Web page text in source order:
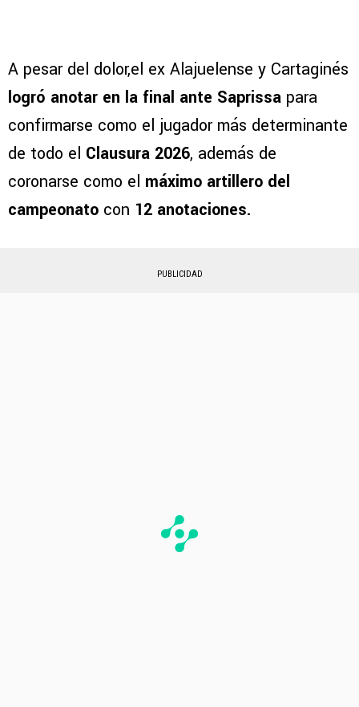
A pesar del dolor,el ex Alajuelense y Cartaginés
logró anotar en la final ante Saprissa para
confirmarse como el jugador más determinante
de todo el Clausura 2026, además de
coronarse como el máximo artillero del
campeonato con 12 anotaciones.
PUBLICIDAD